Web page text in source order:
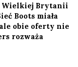
Wielkiej Brytanii
Boots miała
obie oferty nie
rozważa